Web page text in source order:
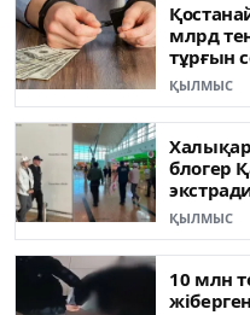
млрд
тұрғын
ҚЫЛМЫС
блогер
ҚЫЛМЫС
10 млн